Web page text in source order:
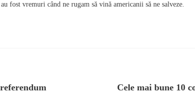
fost vremuri când ne rugam să vină americanii să ne salveze.
Cele mai bune 10